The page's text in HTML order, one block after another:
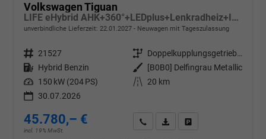
Volkswagen Tiguan
LIFE eHybrid AHK+360°+LEDplus+Lenkradheiz+IQ.Drive+ACC+AppConnect+eHeck
unverbindliche Lieferzeit: 22.01.2027 Neuwagen mit Tageszulassung
Fahrzeugnr. 21527 Getriebe
Doppelkupplungsgetriebe (DSG)
Kraftstoff Hybrid Benzin Außenfarbe
[B0B0] Delfingrau Metallic
Leistung 150 kW (204 PS) Kilometerstand
20 km
30.07.2026
45.780,– €
incl. 19% MwSt.
Wir rufen Sie anPDF-Datei, Fahrzeugexposé